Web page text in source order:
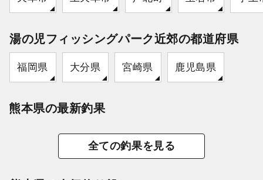
湯の児フィッシングパーク近郊の都道府県
福岡県 大分県 宮崎県 鹿児島県
熊本県の最新釣果
全ての釣果を見る